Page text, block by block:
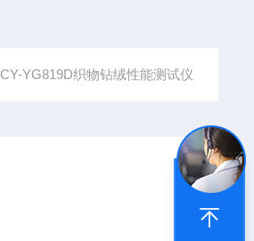
CY-YG819D织物钻绒性能测试仪